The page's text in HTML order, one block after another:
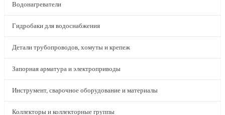
Водонагреватели
Гидробаки для водоснабжения
Детали трубопроводов, хомуты и крепеж
Запорная арматура и электроприводы
Инструмент, сварочное оборудование и материалы
Коллекторы и коллекторные группы